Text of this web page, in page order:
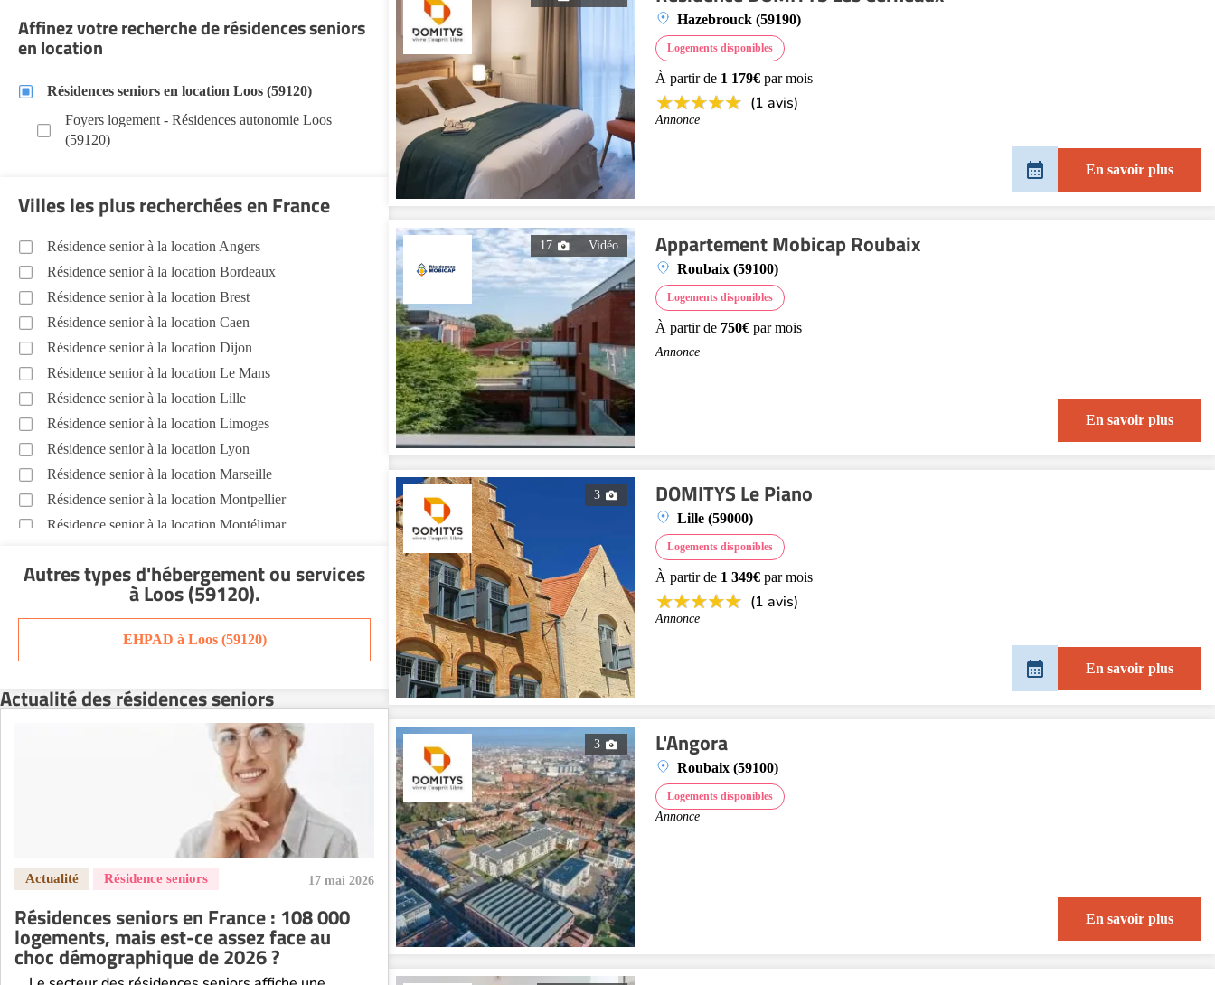
Hazebrouck (59190)
Logements disponibles
À partir de 1 179€ par mois
(1 avis)
Annonce
En savoir plus
17 Vidéo Appartement Mobicap Roubaix
Roubaix (59100)
Logements disponibles
À partir de 750€ par mois
Annonce
En savoir plus
3 DOMITYS Le Piano
Lille (59000)
Logements disponibles
À partir de 1 349€ par mois
(1 avis)
Annonce
En savoir plus
3 L'Angora
Roubaix (59100)
Logements disponibles
Annonce
En savoir plus
Affinez votre recherche de résidences seniors
en location
Résidences seniors en location Loos (59120)
Foyers logement - Résidences autonomie Loos
(59120)
Villes les plus recherchées en France
Résidence senior à la location Angers
Résidence senior à la location Bordeaux
Résidence senior à la location Brest
Résidence senior à la location Caen
Résidence senior à la location Dijon
Résidence senior à la location Le Mans
Résidence senior à la location Lille
Résidence senior à la location Limoges
Résidence senior à la location Lyon
Résidence senior à la location Marseille
Résidence senior à la location Montpellier
Résidence senior à la location Montélimar
Résidence senior à la location Nîmes
Résidence senior à la location Orléans
Résidence senior à la location Reims
Résidence senior à la location Strasbourg
Résidence senior à la location Toulouse
Autres types d'hébergement ou services
à Loos (59120).
EHPAD à Loos (59120)
Actualité des résidences seniors
17 mai 2026
Résidences seniors en France : 108 000
logements, mais est-ce assez face au
choc démographique de 2026 ?